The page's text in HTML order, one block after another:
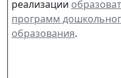
реализации
программ
образования.